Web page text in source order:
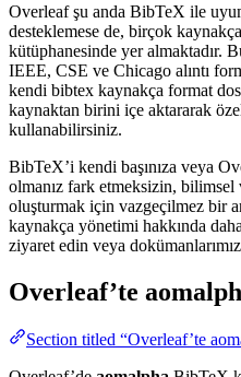
Overleaf şu anda BibTeX ile
desteklemese de, birçok
kütüphanesinde yer almaktadır.
IEEE, CSE ve Chicago alıntı
kendi bibtex kaynakça format
kaynaktan birini içe aktararak
kullanabilirsiniz.
BibTeX’i kendi başınıza veya
olmanız fark etmeksizin,
oluşturmak için vazgeçilmez bir
kaynakça yönetimi hakkında
ziyaret edin veya
Overleaf’te
Section titled “Overleaf’te